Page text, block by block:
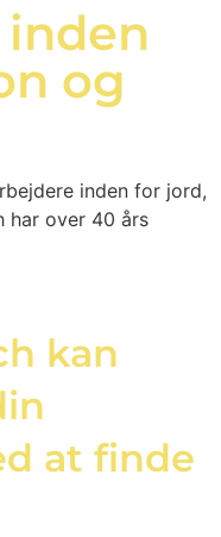
og
inden for jord,
har over 40 års
kan
at finde